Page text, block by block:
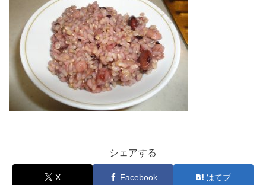
シェアする
X Facebook はてブ